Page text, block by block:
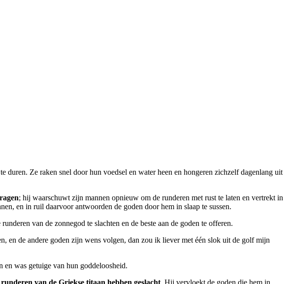
Ze raken snel door hun voedsel en water heen en hongeren zichzelf dagenlang uit
; hij waarschuwt zijn mannen opnieuw om de runderen met rust te laten en vertrekt in
en in ruil daarvoor antwoorden de goden door hem in slaap te sussen.
van de zonnegod te slachten en de beste aan de goden te offeren.
en de andere goden zijn wens volgen, dan zou ik liever met één slok uit de golf mijn
was getuige van hun goddeloosheid.
van de Griekse titaan hebben geslacht . Hij vervloekt de goden die hem in